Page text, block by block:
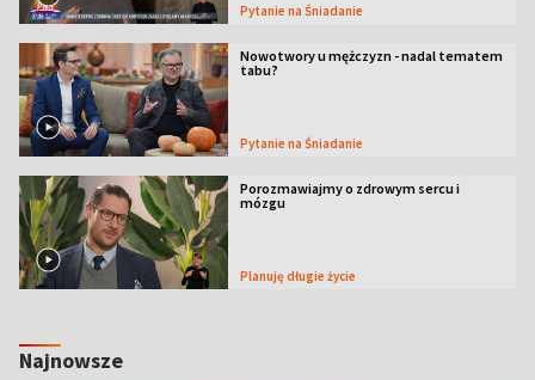
Pytanie na Śniadanie
Nowotwory u mężczyzn - nadal tematem
tabu?
Pytanie na Śniadanie
Porozmawiajmy o zdrowym sercu i
mózgu
Planuję długie życie
Najnowsze